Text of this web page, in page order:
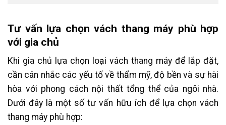
Tư vấn lựa chọn vách thang máy phù hợp
với gia chủ
Khi gia chủ lựa chọn loại vách thang máy để lắp đặt,
cần cân nhắc các yếu tố về thẩm mỹ, độ bền và sự hài
hòa với phong cách nội thất tổng thể của ngôi nhà.
Dưới đây là một số tư vấn hữu ích để lựa chọn vách
thang máy phù hợp: